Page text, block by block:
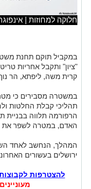
חלוקה למחוזות |
במקביל תוקם תחנת
"ציון" ותקבל אחריות
קרית משה, ליפתא, הר
במשטרה מסבירים כי
תהליכי קבלת החלטות
הרפורמה תלווה בבניית
האדם, במטרה לשפר את
המהלך, הנחשב לאחד
ירושלים בעשורים האחרונים,
להצטרפות